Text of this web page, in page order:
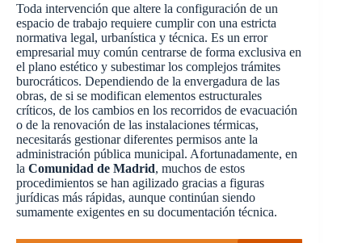
Toda intervención que altere la configuración de un
espacio de trabajo requiere cumplir con una estricta
normativa legal, urbanística y técnica. Es un error
empresarial muy común centrarse de forma exclusiva en
el plano estético y subestimar los complejos trámites
burocráticos. Dependiendo de la envergadura de las
obras, de si se modifican elementos estructurales
críticos, de los cambios en los recorridos de evacuación
o de la renovación de las instalaciones térmicas,
necesitarás gestionar diferentes permisos ante la
administración pública municipal. Afortunadamente, en
la Comunidad de Madrid, muchos de estos
procedimientos se han agilizado gracias a figuras
jurídicas más rápidas, aunque continúan siendo
sumamente exigentes en su documentación técnica.